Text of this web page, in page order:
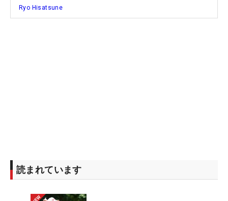
Ryo Hisatsune
読まれています